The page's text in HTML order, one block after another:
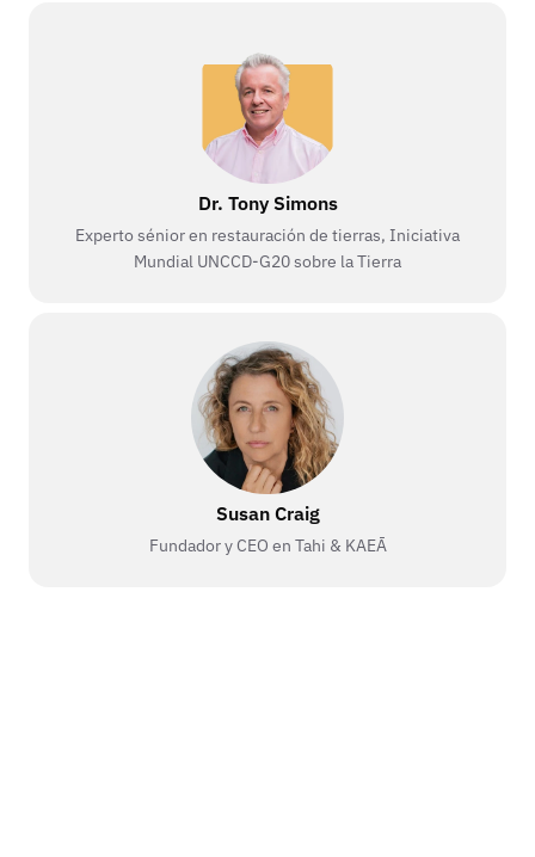
Dr. Tony Simons
Experto sénior en restauración de tierras, Iniciativa
Mundial UNCCD-G20 sobre la Tierra
Susan Craig
Fundador y CEO en Tahi & KAEĀ